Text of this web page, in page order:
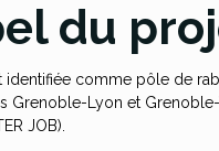
du
identifiée comme pôle de
Grenoble-Lyon et
JOB).